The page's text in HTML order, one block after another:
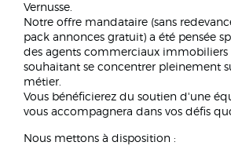
Vernusse.
Notre offre mandataire (sans
pack annonces gratuit) a été pensée
des agents commerciaux immobiliers
souhaitant se concentrer pleinement
métier.
Vous bénéficierez du soutien d'une
vous accompagnera dans vos défis
Nous mettons à disposition :